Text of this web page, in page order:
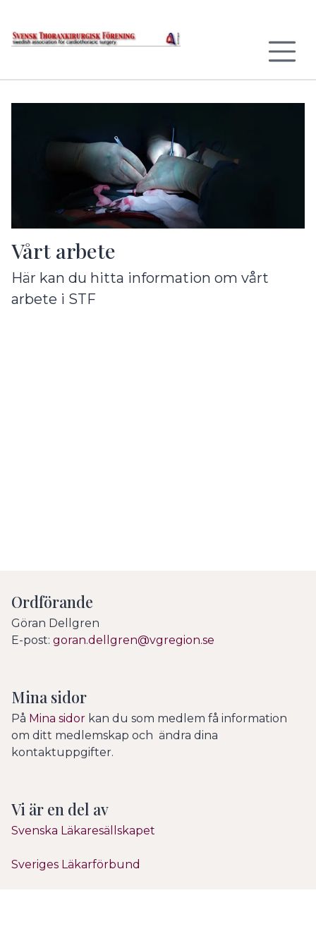
Vårt arbete
Här kan du hitta information om vårt
arbete i STF
Ordförande
Göran Dellgren
E-post: goran.dellgren@vgregion.se
Mina sidor
På Mina sidor kan du som medlem få information
om ditt medlemskap och ändra dina
kontaktuppgifter.
Vi är en del av
Svenska Läkaresällskapet
Sveriges Läkarförbund